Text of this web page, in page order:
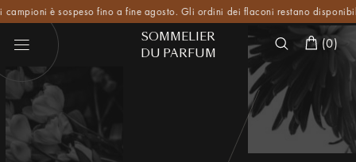
è sospeso fino a fine agosto. Gli ordini dei flaconi restano disponibili per
SOMMELIER
DU PARFUM
(0)